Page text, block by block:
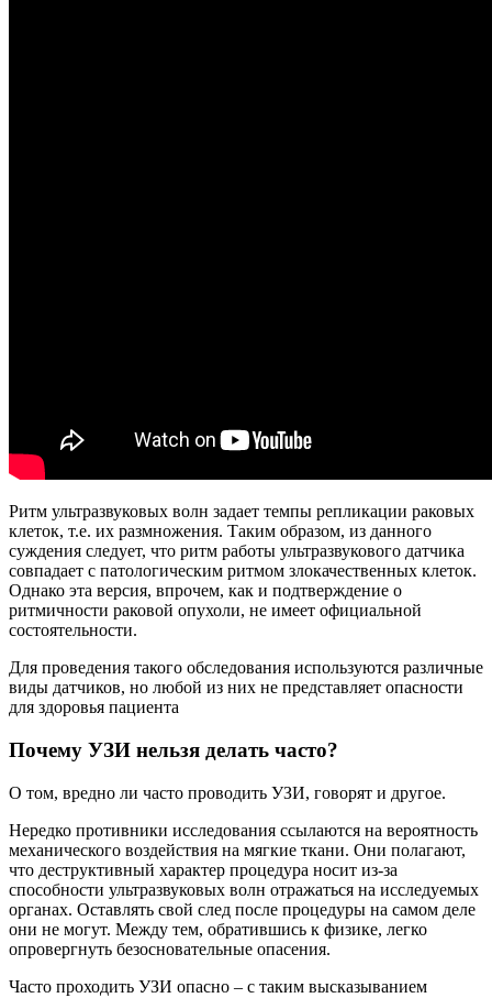
Ритм ультразвуковых волн задает темпы репликации раковых
клеток, т.е. их размножения. Таким образом, из данного
суждения следует, что ритм работы ультразвукового датчика
совпадает с патологическим ритмом злокачественных клеток.
Однако эта версия, впрочем, как и подтверждение о
ритмичности раковой опухоли, не имеет официальной
состоятельности.
Для проведения такого обследования используются различные
виды датчиков, но любой из них не представляет опасности
для здоровья пациента
Почему УЗИ нельзя делать часто?
О том, вредно ли часто проводить УЗИ, говорят и другое.
Нередко противники исследования ссылаются на вероятность
механического воздействия на мягкие ткани. Они полагают,
что деструктивный характер процедура носит из-за
способности ультразвуковых волн отражаться на исследуемых
органах. Оставлять свой след после процедуры на самом деле
они не могут. Между тем, обратившись к физике, легко
опровергнуть безосновательные опасения.
Часто проходить УЗИ опасно – с таким высказыванием